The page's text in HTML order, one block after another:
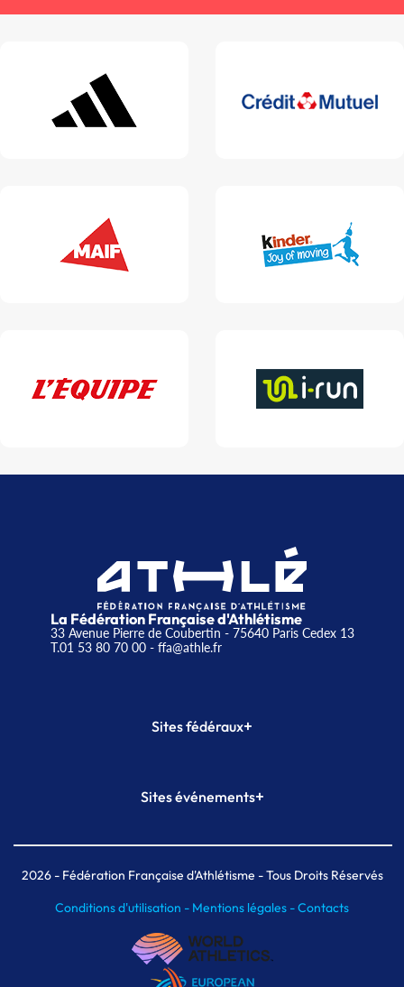
La Fédération Française d'Athlétisme
33 Avenue Pierre de Coubertin - 75640 Paris Cedex 13
T.01 53 80 70 00- ffa@athle.fr
Sites fédéraux+
Plateforme Formation
Sites événements+
Meeting de Paris indoor
MAIF Ekiden de Paris
2026- Fédération Française d'Athlétisme - Tous Droits Réservés
Conditions d'utilisation - Mentions légales -Contacts